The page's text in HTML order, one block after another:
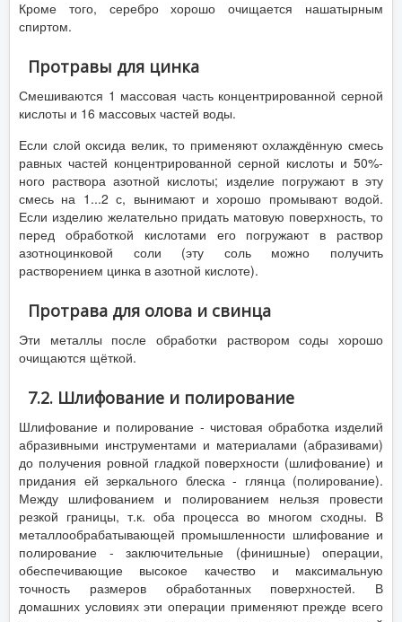
Кроме того, серебро хорошо очищается нашатырным
спиртом.
Протравы для цинка
Смешиваются 1 массовая часть концентрированной серной
кислоты и 16 массовых частей воды.
Если слой оксида велик, то применяют охлаждённую смесь
равных частей концентрированной серной кислоты и 50%-
ного раствора азотной кислоты; изделие погружают в эту
смесь на 1...2 с, вынимают и хорошо промывают водой.
Если изделию желательно придать матовую поверхность, то
перед обработкой кислотами его погружают в раствор
азотноцинковой соли (эту соль можно получить
растворением цинка в азотной кислоте).
Протрава для олова и свинца
Эти металлы после обработки раствором соды хорошо
очищаются щёткой.
7.2. Шлифование и полирование
Шлифование и полирование - чистовая обработка изделий
абразивными инструментами и материалами (абразивами)
до получения ровной гладкой поверхности (шлифование) и
придания ей зеркального блеска - глянца (полирование).
Между шлифованием и полированием нельзя провести
резкой границы, т.к. оба процесса во многом сходны. В
металлообрабатывающей промышленности шлифование и
полирование - заключительные (финишные) операции,
обеспечивающие высокое качество и максимальную
точность размеров обработанных поверхностей. В
домашних условиях эти операции применяют прежде всего